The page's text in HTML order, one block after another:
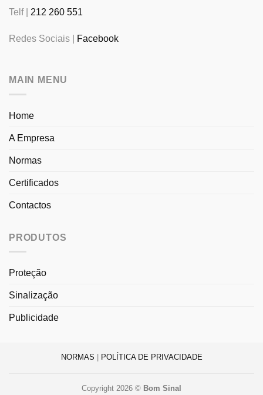
Telf | 212 260 551
Redes Sociais | Facebook
MAIN MENU
Home
A Empresa
Normas
Certificados
Contactos
PRODUTOS
Proteção
Sinalização
Publicidade
NORMAS POLÍTICA DE PRIVACIDADE
Copyright 2026 © Bom Sinal